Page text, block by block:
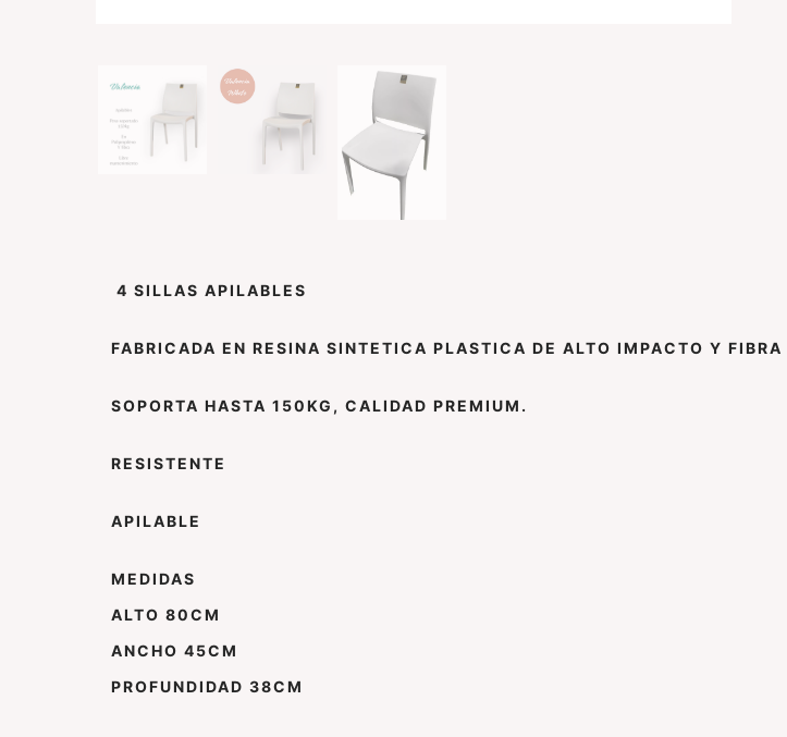
4 SILLAS APILABLES
FABRICADA EN RESINA SINTETICA PLASTICA DE ALTO IMPACTO Y
SOPORTA HASTA 150KG, CALIDAD PREMIUM.
RESISTENTE
APILABLE
MEDIDAS
ALTO 80CM
ANCHO 45CM
PROFUNDIDAD 38CM